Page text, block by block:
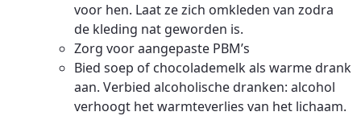
voor hen. Laat ze zich omkleden van zodra
de kleding nat geworden is.
Zorg voor aangepaste PBM’s
Bied soep of chocolademelk als warme drank
aan. Verbied alcoholische dranken: alcohol
verhoogt het warmteverlies van het lichaam.